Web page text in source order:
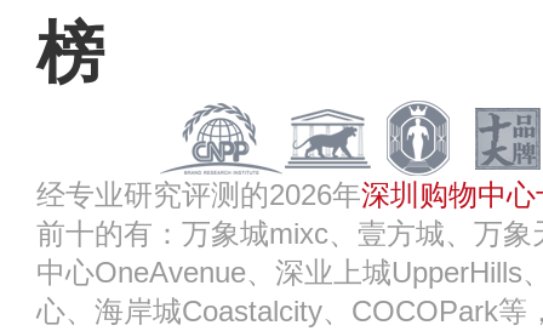
榜
经专业研究评测的2026年深圳购物中
前十的有：万象城mixc、壹方城、万
中心OneAvenue、深业上城UpperHills
心、海岸城Coastalcity、COCOPark等